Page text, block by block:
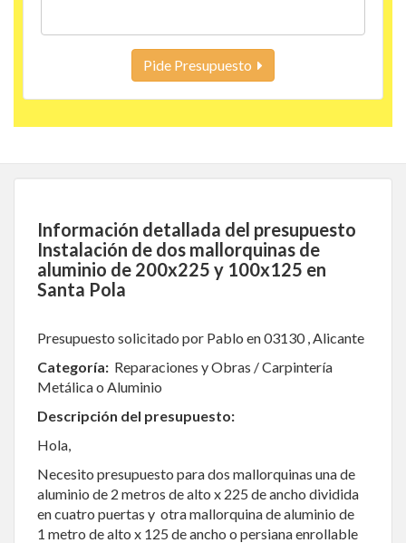
Pide Presupuesto
Información detallada del presupuesto
Instalación de dos mallorquinas de
aluminio de 200x225 y 100x125 en
Santa Pola
Presupuesto solicitado por Pablo en 03130 , Alicante
Categoría: Reparaciones y Obras / Carpintería
Metálica o Aluminio
Descripción del presupuesto:
Hola,
Necesito presupuesto para dos mallorquinas una de
aluminio de 2 metros de alto x 225 de ancho dividida
en cuatro puertas y otra mallorquina de aluminio de
1 metro de alto x 125 de ancho o persiana enrollable